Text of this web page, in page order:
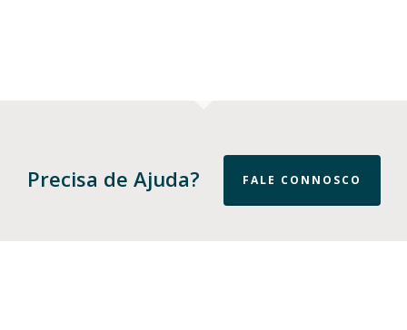
Precisa de Ajuda? FALE CONNOSCO